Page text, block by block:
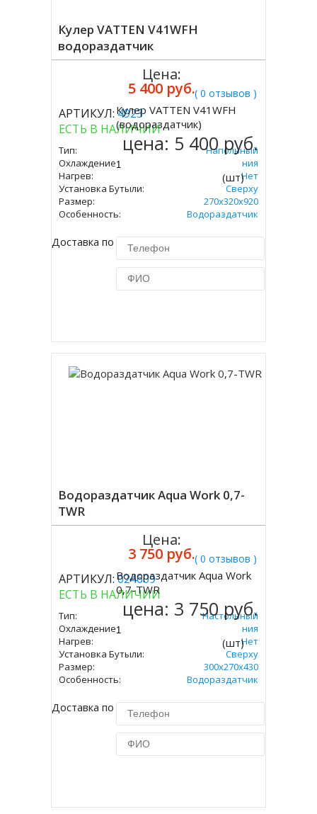
Кулер VATTEN V41WFH
водораздатчик
( 0 отзывов )
АРТИКУЛ:4923
ЕСТЬ В НАЛИЧИИ
Тип:
Напольный
Охлаждение:
Без Охлаждения
Нагрев:
Нет
Установка Бутыли:
Сверху
Размер:
270х320х920
Особенность:
Водораздатчик
Доставка по Москве 450 руб.
Цена:
5 400 руб.
Купить
Кулер VATTEN V41WFH
(водораздатчик)
цена: 5 400 руб.
(шт)
Водораздатчик Aqua Work 0,7-
TWR
( 0 отзывов )
АРТИКУЛ:024609
ЕСТЬ В НАЛИЧИИ
Тип:
Настольный
Охлаждение:
Без Охлаждения
Нагрев:
Нет
Установка Бутыли:
Сверху
Размер:
300x270x430
Особенность:
Водораздатчик
Доставка по Москве 450 руб.
Цена:
3 750 руб.
Купить
Водораздатчик Aqua Work
0,7-TWR
цена: 3 750 руб.
(шт)